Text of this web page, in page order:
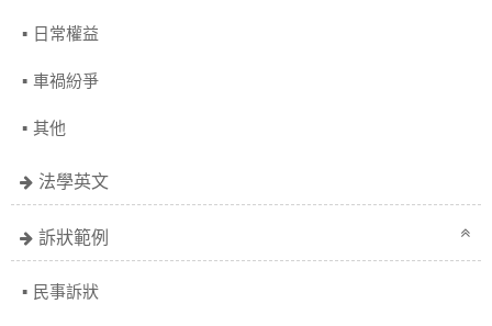
日常權益
車禍紛爭
其他
法學英文
訴狀範例
民事訴狀